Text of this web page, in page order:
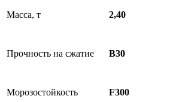
Масса, т 2,40
Прочность на сжатие B30
Морозостойкость F300